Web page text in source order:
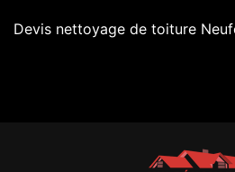
Devis nettoyage de toiture